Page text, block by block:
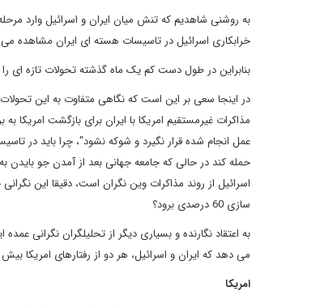
به روشنی شاهدیم که تنش میان ایران و اسرائیل وارد
خرابکاری اسرائیل در تاسیسات هسته ای ایران مشاهده می
بنابراین در طول دست کم یک ماه گذشته تحولات تازه ای را در پرونده
در اینجا سعی بر این است که نگاهی متفاوت به این تحولات
مذاکرات غیرمستقیم امریکا با ایران برای بازگشت امریکا
عمل انجام شده قرار نگیرد و شوکه نشود"، چرا باید در
حمله کند در حالی که جامعه جهانی بعد از آمدن جو بایدن
اسرائیل از روند مذاکرات وین نگران است، دقیقا این
سازی 60 درصدی برود؟
به اعتقاد نگارنده و بسیاری دیگر از تحلیلگران نگرانی
می دهد که ایران و اسرائیل، هر دو از رفتارهای امریکا
امریکا